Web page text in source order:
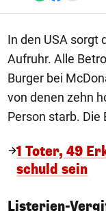
In den USA sorgt
Aufruhr. Alle
Burger bei
von denen zehn
Person starb.
1 Toter, 49
schuld sein
Listerien-